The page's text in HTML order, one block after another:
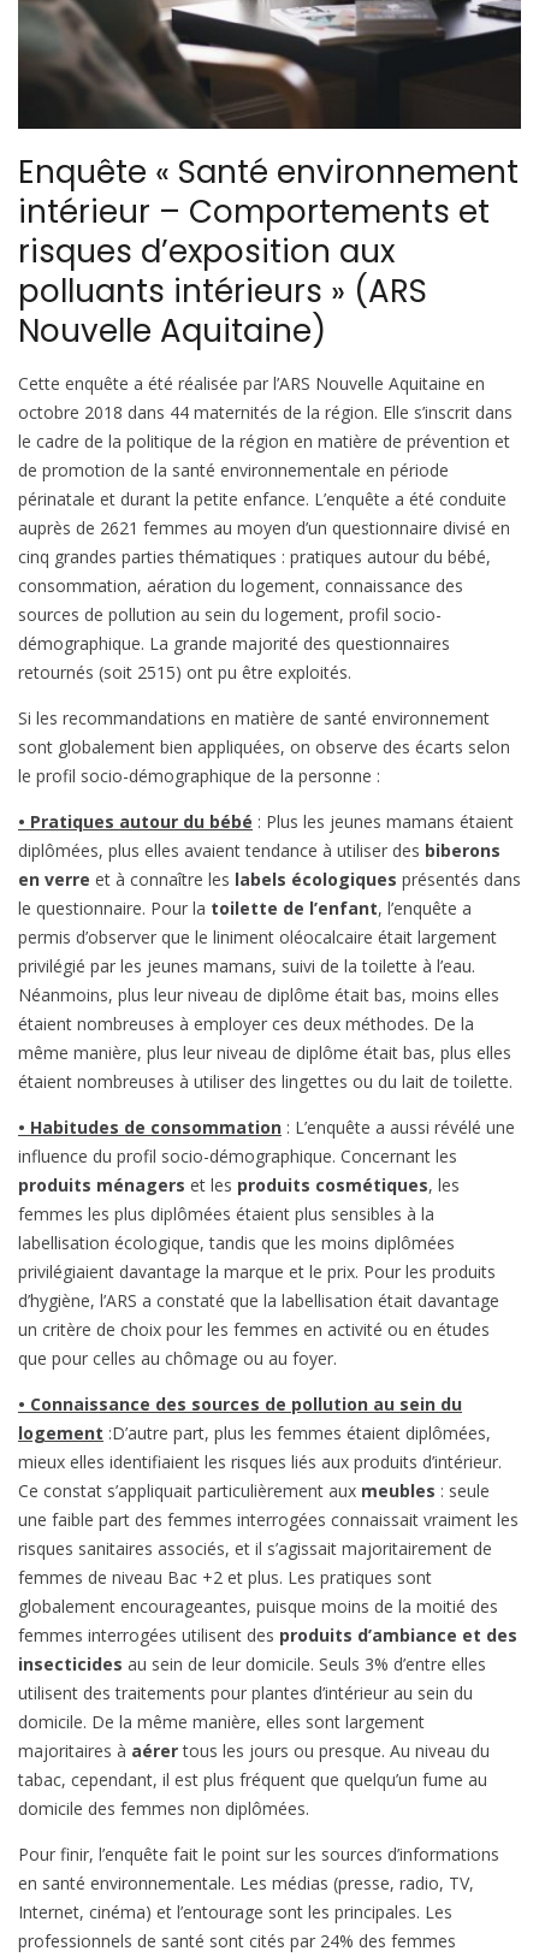
Enquête « Santé environnement
intérieur – Comportements et
risques d’exposition aux
polluants intérieurs » (ARS
Nouvelle Aquitaine)
Cette enquête a été réalisée par l’ARS Nouvelle Aquitaine en
octobre 2018 dans 44 maternités de la région. Elle s’inscrit dans
le cadre de la politique de la région en matière de prévention et
de promotion de la santé environnementale en période
périnatale et durant la petite enfance. L’enquête a été conduite
auprès de 2621 femmes au moyen d’un questionnaire divisé en
cinq grandes parties thématiques : pratiques autour du bébé,
consommation, aération du logement, connaissance des
sources de pollution au sein du logement, profil socio-
démographique. La grande majorité des questionnaires
retournés (soit 2515) ont pu être exploités.
Si les recommandations en matière de santé environnement
sont globalement bien appliquées, on observe des écarts selon
le profil socio-démographique de la personne :
• Pratiques autour du bébé : Plus les jeunes mamans étaient
diplômées, plus elles avaient tendance à utiliser des biberons
en verre et à connaître les labels écologiques présentés dans
le questionnaire. Pour la toilette de l’enfant, l’enquête a
permis d’observer que le liniment oléocalcaire était largement
privilégié par les jeunes mamans, suivi de la toilette à l’eau.
Néanmoins, plus leur niveau de diplôme était bas, moins elles
étaient nombreuses à employer ces deux méthodes. De la
même manière, plus leur niveau de diplôme était bas, plus elles
étaient nombreuses à utiliser des lingettes ou du lait de toilette.
• Habitudes de consommation : L’enquête a aussi révélé une
influence du profil socio-démographique. Concernant les
produits ménagers et les produits cosmétiques, les
femmes les plus diplômées étaient plus sensibles à la
labellisation écologique, tandis que les moins diplômées
privilégiaient davantage la marque et le prix. Pour les produits
d’hygiène, l’ARS a constaté que la labellisation était davantage
un critère de choix pour les femmes en activité ou en études
que pour celles au chômage ou au foyer.
• Connaissance des sources de pollution au sein du
logement :D’autre part, plus les femmes étaient diplômées,
mieux elles identifiaient les risques liés aux produits d’intérieur.
Ce constat s’appliquait particulièrement aux meubles : seule
une faible part des femmes interrogées connaissait vraiment les
risques sanitaires associés, et il s’agissait majoritairement de
femmes de niveau Bac +2 et plus. Les pratiques sont
globalement encourageantes, puisque moins de la moitié des
femmes interrogées utilisent des produits d’ambiance et des
insecticides au sein de leur domicile. Seuls 3% d’entre elles
utilisent des traitements pour plantes d’intérieur au sein du
domicile. De la même manière, elles sont largement
majoritaires à aérertous les jours ou presque. Au niveau du
tabac, cependant, il est plus fréquent que quelqu’un fume au
domicile des femmes non diplômées.
Pour finir, l’enquête fait le point sur les sources d’informations
en santé environnementale. Les médias (presse, radio, TV,
Internet, cinéma) et l’entourage sont les principales. Les
professionnels de santé sont cités par 24% des femmes